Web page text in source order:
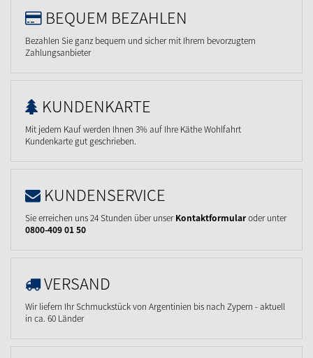
BEQUEM BEZAHLEN
Bezahlen Sie ganz bequem und sicher mit Ihrem bevorzugtem
Zahlungsanbieter
KUNDENKARTE
Mit jedem Kauf werden Ihnen 3% auf Ihre Käthe Wohlfahrt
Kundenkarte gut geschrieben.
KUNDENSERVICE
Sie erreichen uns 24 Stunden über unserKontaktformularoder unter
0800-409 01 50
VERSAND
Wir liefern Ihr Schmuckstück von Argentinien bis nach Zypern - aktuell
in ca. 60 Länder